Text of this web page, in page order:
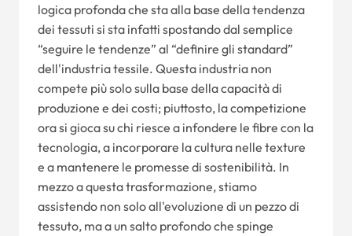
logica profonda che sta alla base della tendenza
dei tessuti si sta infatti spostando dal semplice
“seguire le tendenze” al “definire gli standard”
dell'industria tessile. Questa industria non
compete più solo sulla base della capacità di
produzione e dei costi; piuttosto, la competizione
ora si gioca su chi riesce a infondere le fibre con la
tecnologia, a incorporare la cultura nelle texture
e a mantenere le promesse di sostenibilità. In
mezzo a questa trasformazione, stiamo
assistendo non solo all'evoluzione di un pezzo di
tessuto, ma a un salto profondo che spinge